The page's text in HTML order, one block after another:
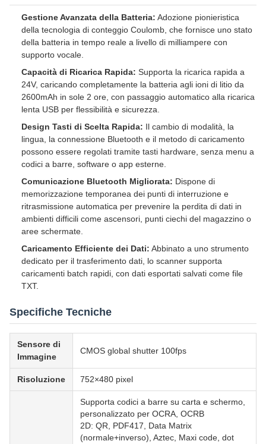
Gestione Avanzata della Batteria: Adozione pionieristica
della tecnologia di conteggio Coulomb, che fornisce uno stato
della batteria in tempo reale a livello di milliampere con
supporto vocale.
Capacità di Ricarica Rapida: Supporta la ricarica rapida a
24V, caricando completamente la batteria agli ioni di litio da
2600mAh in sole 2 ore, con passaggio automatico alla ricarica
lenta USB per flessibilità e sicurezza.
Design Tasti di Scelta Rapida: Il cambio di modalità, la
lingua, la connessione Bluetooth e il metodo di caricamento
possono essere regolati tramite tasti hardware, senza menu a
codici a barre, software o app esterne.
Comunicazione Bluetooth Migliorata: Dispone di
memorizzazione temporanea dei punti di interruzione e
ritrasmissione automatica per prevenire la perdita di dati in
ambienti difficili come ascensori, punti ciechi del magazzino o
aree schermate.
Caricamento Efficiente dei Dati: Abbinato a uno strumento
dedicato per il trasferimento dati, lo scanner supporta
caricamenti batch rapidi, con dati esportati salvati come file
TXT.
Specifiche Tecniche
Sensore di
Immagine
CMOS global shutter 100fps
Risoluzione 752×480 pixel
Supporta codici a barre su carta e schermo,
personalizzato per OCRA, OCRB
2D: QR, PDF417, Data Matrix
(normale+inverso), Aztec, Maxi code, dot